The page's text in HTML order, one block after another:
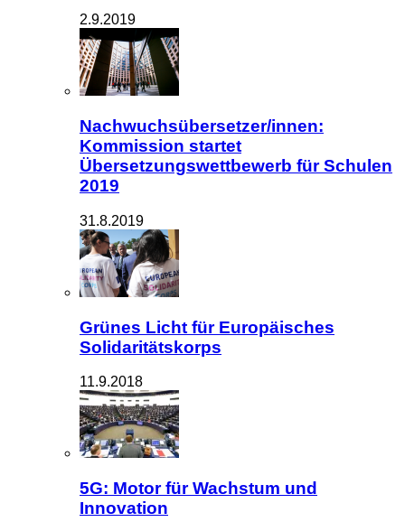
2.9.2019
Nachwuchsübersetzer/innen:
Kommission startet
Übersetzungswettbewerb für Schulen
2019
31.8.2019
Grünes Licht für Europäisches
Solidaritätskorps
11.9.2018
5G: Motor für Wachstum und
Innovation